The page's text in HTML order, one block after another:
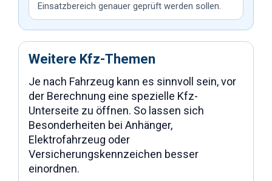
Einsatzbereich genauer geprüft werden sollen.
Weitere Kfz-Themen
Je nach Fahrzeug kann es sinnvoll sein, vor
der Berechnung eine spezielle Kfz-
Unterseite zu öffnen. So lassen sich
Besonderheiten bei Anhänger,
Elektrofahrzeug oder
Versicherungskennzeichen besser
einordnen.